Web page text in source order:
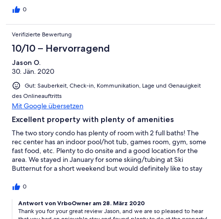
0
Verifizierte Bewertung
10/10 – Hervorragend
Jason O.
30. Jän. 2020
Gut: Sauberkeit, Check-in, Kommunikation, Lage und Genauigkeit
des Onlineauftritts
Mit Google übersetzen
Excellent property with plenty of amenities
The two story condo has plenty of room with 2 full baths! The
rec center has an indoor pool/hot tub, games room, gym, some
fast food, etc. Plenty to do onsite and a good location for the
area. We stayed in January for some skiing/tubing at Ski
Butternut for a short weekend but would definitely like to stay
0
Antwort von VrboOwner am 28. März 2020
Thank you for your great review Jason, and we are so pleased to hear